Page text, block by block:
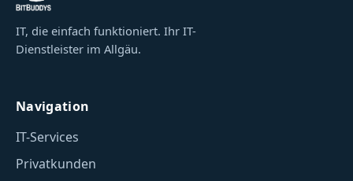
IT, die einfach funktioniert. Ihr IT-
Dienstleister im Allgäu.
Navigation
IT-Services
Privatkunden